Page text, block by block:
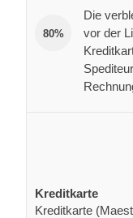
80%
Die
vor der
Kreditkarte
Kreditkarte